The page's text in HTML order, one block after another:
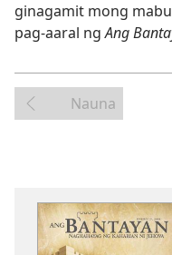
ginagamit mong
pag-aaral ngAng
Nauna